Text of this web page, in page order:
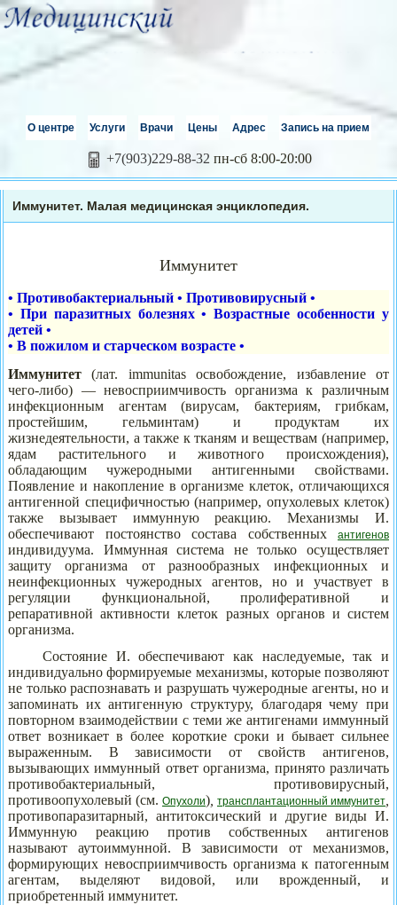
О центре Услуги Врачи Цены Адрес Запись на прием
+7(903)229-88-32 пн-сб 8:00-20:00
Иммунитет. Малая медицинская энциклопедия.
Иммунитет
• Противобактериальный • Противовирусный •
• При паразитных болезнях•Возрастные особенности у
детей •
• В пожилом и старческом возрасте •
Иммунитет (лат. immunitas освобождение, избавление от
чего-либо) — невосприимчивость организма к различным
инфекционным агентам (вирусам, бактериям, грибкам,
простейшим, гельминтам) и продуктам их
жизнедеятельности, а также к тканям и веществам (например,
ядам растительного и животного происхождения),
обладающим чужеродными антигенными свойствами.
Появление и накопление в организме клеток, отличающихся
антигенной специфичностью (например, опухолевых клеток)
также вызывает иммунную реакцию. Механизмы И.
обеспечивают постоянство состава собственных
антигенов
индивидуума. Иммунная система не только осуществляет
защиту организма от разнообразных инфекционных и
неинфекционных чужеродных агентов, но и участвует в
регуляции функциональной, пролиферативной и
репаративной активности клеток разных органов и систем
организма.
Состояние И. обеспечивают как наследуемые, так и
индивидуально формируемые механизмы, которые позволяют
не только распознавать и разрушать чужеродные агенты, но и
запоминать их антигенную структуру, благодаря чему при
повторном взаимодействии с теми же антигенами иммунный
ответ возникает в более короткие сроки и бывает сильнее
выраженным. В зависимости от свойств антигенов,
вызывающих иммунный ответ организма, принято различать
противобактериальный, противовирусный,
противоопухолевый (см. Опухоли) трансплантационный иммунитет
противопаразитарный, антитоксический и другие виды И.
Иммунную реакцию против собственных антигенов
называют аутоиммунной. В зависимости от механизмов,
формирующих невосприимчивость организма к патогенным
агентам, выделяют видовой, или врожденный, и
приобретенный иммунитет.